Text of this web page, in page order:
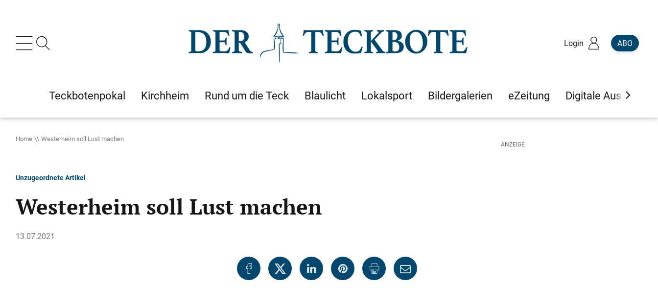
Login ABO
Teckbotenpokal Kirchheim Rund um die Teck Blaulicht Lokalsport Bildergalerien eZeitung Digitale Ausgaben
Home Westerheim soll Lust machen
Unzugeordnete Artikel
Westerheim soll Lust machen
13.07.2021